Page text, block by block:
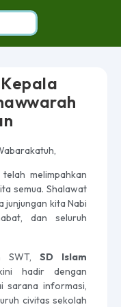
melimpahkan
semua. Shalawat
junjungan kita Nabi
dan seluruh
SWT, SD Islam
hadir dengan
sarana informasi,
civitas sekolah